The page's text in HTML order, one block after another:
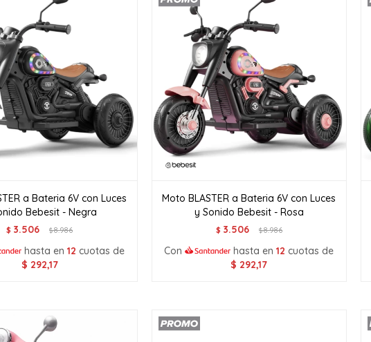
a Bateria 6V con Luces
Bebesit - Negra
$ 3.506 $8.986
hasta en 12 cuotas de
$ 292,17
Moto BLASTER a Bateria 6V con Luces
y Sonido Bebesit - Rosa
$ 3.506 $8.986
Con hasta en12 cuotas de
$ 292,17